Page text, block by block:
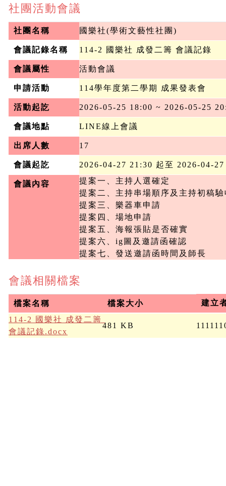
社團活動會議
社團名稱 國樂社(學術文藝性社團)
會議記錄名稱 114-2 國樂社 成發二籌 會議記錄
會議屬性 活動會議
申請活動 114學年度第二學期 成果發表會
活動起訖 2026-05-25 18:00 ~ 2026-05-25
會議地點 LINE線上會議
出席人數 17
會議起訖 2026-04-27 21:30 起至 2026-04-
會議內容
提案一、主持人選確定
提案二、主持串場順序及主持初稿
提案三、樂器車申請
提案四、場地申請
提案五、海報張貼是否確實
提案六、ig圖及邀請函確認
提案七、發送邀請函時間及師長
會議相關檔案
檔案名稱 檔案大小
建立
114-2 國樂社 成發二籌
會議記錄.docx
481 KB